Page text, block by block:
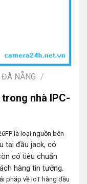
ĐÀ NẴNG /
nhà IPC-
là loại nguồn bên
tại đầu jack, có
có tiêu chuẩn
hàng tin tưởng.
pháp về IoT hàng đầu